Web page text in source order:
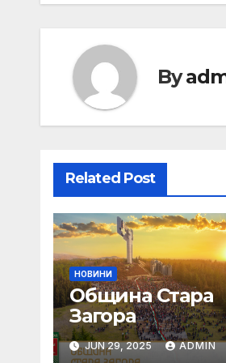
By
Related Post
НОВИНИ
Община Стара
Загора
JUN 29, 2025 ADMIN